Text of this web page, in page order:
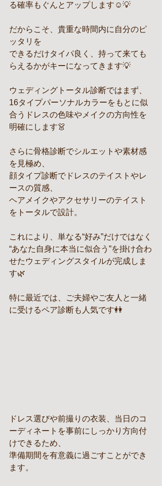
る確率もぐんとアップします☺️💡
だからこそ、貴重な時間内に自分のピ
ッタリを
できるだけタイパ良く、持って来ても
らえるかがキーになってきます💡
ウェディングトータル診断ではまず、
16タイプパーソナルカラーをもとに似
合うドレスの色味やメイクの方向性を
明確にします👗
さらに骨格診断でシルエットや素材感
を見極め、
顔タイプ診断でドレスのテイストやレ
ースの質感、
ヘアメイクやアクセサリーのテイスト
をトータルで設計。
これにより、単なる“好み”だけではなく
“あなた自身に本当に似合う”を掛け合わ
せたウェディングスタイルが完成しま
す🌿
特に最近では、ご夫婦やご友人と一緒
に受けるペア診断も人気です👭
ドレス選びや前撮りの衣装、当日のコ
ーディネートを事前にしっかり方向付
けできるため、
準備期間を有意義に過ごすことができ
ます。